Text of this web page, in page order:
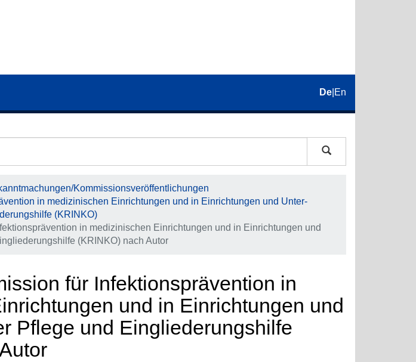
De En
Kommissionsveröffentlichungen
in medi­zini­schen Ein­rich­tungen und in Ein­rich­tungen und Unter­
(KRINKO)
in medi­zini­schen Ein­rich­tungen und in Ein­rich­tungen und
(KRINKO) nach Autor
für Infektions­prävention in
und in Ein­rich­tungen und
Pflege und Ein­gliederungs­hilfe